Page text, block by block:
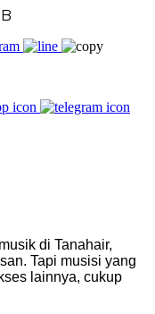
di Tanahair,
Tapi musisi yang
lainnya, cukup